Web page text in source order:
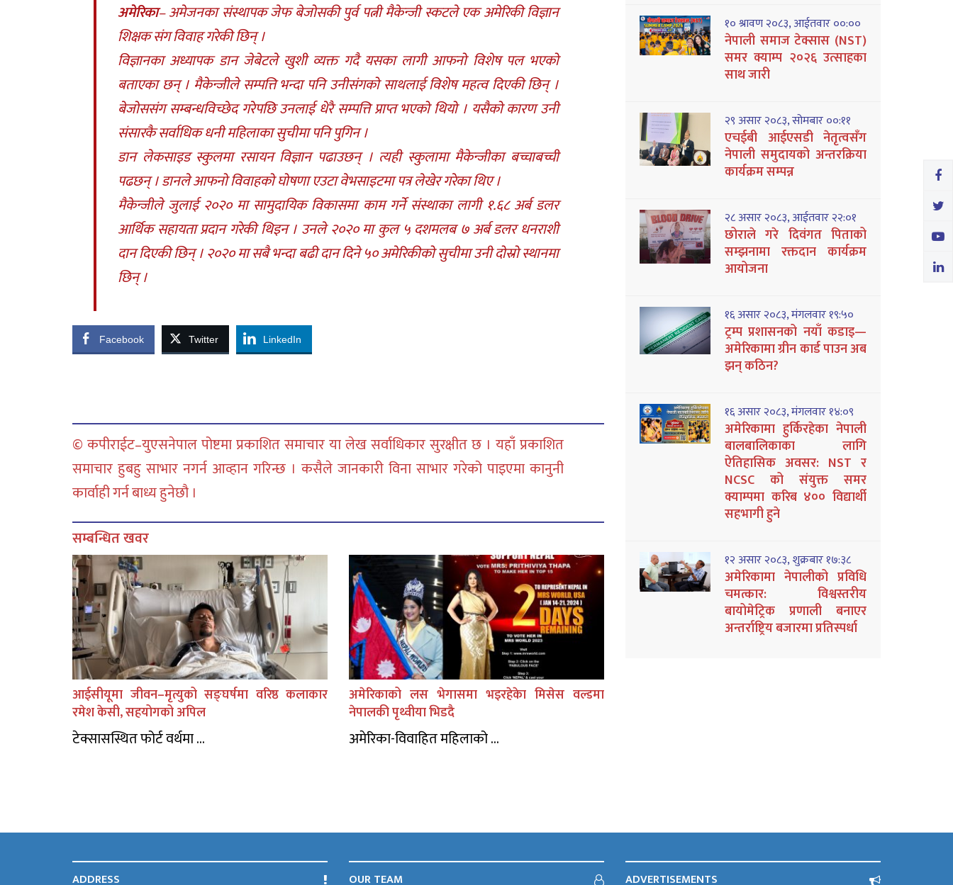
अमेरिका– अमेजनका संस्थापक जेफ बेजोसकी पुर्व पत्नी मैकेन्जी स्कटले एक अमेरिकी विज्ञान
शिक्षक संग विवाह गरेकी छिन् ।
विज्ञानका अध्यापक डान जेबेटले खुशी व्यक्त गदै यसका लागी आफनो विशेष पल भएको
बताएका छन् । मैकेन्जीले सम्पत्ति भन्दा पनि उनीसंगको साथलाई विशेष महत्व दिएकी छिन् ।
बेजोससंग सम्बन्धविच्छेद गरेपछि उनलाई धेरै सम्पत्ति प्राप्त भएको थियो । यसैको कारण उनी
संसारकै सर्वाधिक धनी महिलाका सुचीमा पनि पुगिन ।
डान लेकसाइड स्कुलमा रसायन विज्ञान पढाउछन् । त्यही स्कुलामा मैकेन्जीका बच्चाबच्ची
पढछन् । डानले आफनो विवाहको घोषणा एउटा वेभसाइटमा पत्र लेखेर गरेका थिए ।
मैकेन्जीले जुलाई २०२० मा सामुदायिक विकासमा काम गर्ने संस्थाका लागी १.६८ अर्ब डलर
आर्थिक सहायता प्रदान गरेकी थिइन । उनले २०२० मा कुल ५ दशमलब ७ अर्ब डलर धनराशी
दान दिएकी छिन् । २०२० मा सबै भन्दा बढी दान दिने ५० अमेरिकीको सुचीमा उनी दोस्रो स्थानमा
छिन् ।
Facebook Twitter LinkedIn
© कपीराईट–युएसनेपाल पोष्टमा प्रकाशित समाचार या लेख सर्वाधिकार सुरक्षीत छ । यहाँ प्रकाशित
समाचार हुबहु साभार नगर्न आव्हान गरिन्छ । कसैले जानकारी विना साभार गरेको पाइएमा कानुनी
कार्वाही गर्न बाध्य हुनेछौ ।
सम्बन्धित खवर
आईसीयूमा जीवन–मृत्युको सङ्घर्षमा वरिष्ठ कलाकार
रमेश केसी, सहयोगको अपिल
टेक्सासस्थित फोर्ट वर्थमा ...
अमेरिकाको लस भेगासमा भइरहेकेा मिसेस वल्डमा
नेपालकी पृथ्वीया भिडदै
अमेरिका-विवाहित महिलाको ...
१० श्रावण २०८३, आईतवार ००:००
नेपाली समाज टेक्सास (NST)
समर क्याम्प २०२६ उत्साहका
साथ जारी
२९ असार २०८३, सोमबार ००:११
एचईबी आईएसडी नेतृत्वसँग
नेपाली समुदायको अन्तरक्रिया
कार्यक्रम सम्पन्न
२८ असार २०८३, आईतवार २२:०१
छोराले गरे दिवंगत पिताको
सम्झनामा रक्तदान कार्यक्रम
आयोजना
१६ असार २०८३, मंगलवार १९:५०
ट्रम्प प्रशासनको नयाँ कडाइ—
अमेरिकामा ग्रीन कार्ड पाउन अब
झन् कठिन?
१६ असार २०८३, मंगलवार १४:०९
अमेरिकामा हुर्किरहेका नेपाली
बालबालिकाका लागि
ऐतिहासिक अवसर: NST र
NCSC को संयुक्त समर
क्याम्पमा करिब ४०० विद्यार्थी
सहभागी हुने
१२ असार २०८३, शुक्रबार १७:३८
अमेरिकामा नेपालीको प्रविधि
चमत्कार: विश्वस्तरीय
बायोमेट्रिक प्रणाली बनाएर
अन्तर्राष्ट्रिय बजारमा प्रतिस्पर्धा
ADDRESS OUR TEAM ADVERTISEMENTS